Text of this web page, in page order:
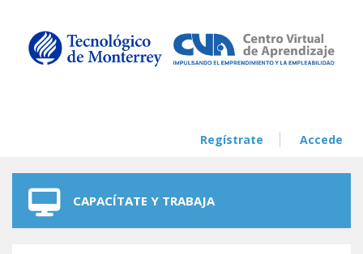
Regístrate Accede
CAPACÍTATE Y TRABAJA